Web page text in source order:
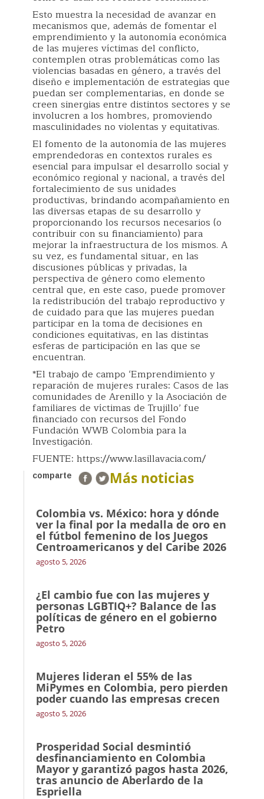
Esto muestra la necesidad de avanzar en
mecanismos que, además de fomentar el
emprendimiento y la autonomía económica
de las mujeres víctimas del conflicto,
contemplen otras problemáticas como las
violencias basadas en género, a través del
diseño e implementación de estrategias que
puedan ser complementarias, en donde se
creen sinergias entre distintos sectores y se
involucren a los hombres, promoviendo
masculinidades no violentas y equitativas.
El fomento de la autonomía de las mujeres
emprendedoras en contextos rurales es
esencial para impulsar el desarrollo social y
económico regional y nacional, a través del
fortalecimiento de sus unidades
productivas, brindando acompañamiento en
las diversas etapas de su desarrollo y
proporcionando los recursos necesarios (o
contribuir con su financiamiento) para
mejorar la infraestructura de los mismos. A
su vez, es fundamental situar, en las
discusiones públicas y privadas, la
perspectiva de género como elemento
central que, en este caso, puede promover
la redistribución del trabajo reproductivo y
de cuidado para que las mujeres puedan
participar en la toma de decisiones en
condiciones equitativas, en las distintas
esferas de participación en las que se
encuentran.
*El trabajo de campo ‘Emprendimiento y
reparación de mujeres rurales: Casos de las
comunidades de Arenillo y la Asociación de
familiares de víctimas de Trujillo’ fue
financiado con recursos del Fondo
Fundación WWB Colombia para la
Investigación.
FUENTE: https://www.lasillavacia.com/
comparte Más noticias
Colombia vs. México: hora y dónde
ver la final por la medalla de oro en
el fútbol femenino de los Juegos
Centroamericanos y del Caribe 2026
agosto 5, 2026
¿El cambio fue con las mujeres y
personas LGBTIQ+? Balance de las
políticas de género en el gobierno
Petro
agosto 5, 2026
Mujeres lideran el 55% de las
MiPymes en Colombia, pero pierden
poder cuando las empresas crecen
agosto 5, 2026
Prosperidad Social desmintió
desfinanciamiento en Colombia
Mayor y garantizó pagos hasta 2026,
tras anuncio de Aberlardo de la
Espriella